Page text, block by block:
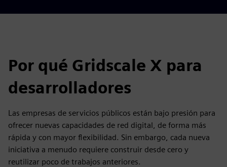
Por qué Gridscale X para
desarrolladores
Las empresas de servicios públicos están bajo presión para
ofrecer nuevas capacidades de red digital, de forma más
rápida y con mayor flexibilidad. Sin embargo, cada nueva
iniciativa a menudo requiere construir desde cero y
reutilizar poco de trabajos anteriores.